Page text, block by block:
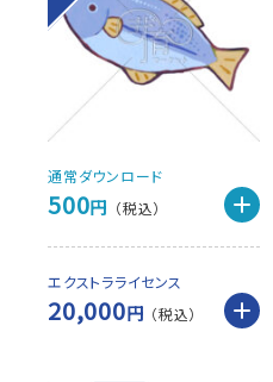
通常ダウンロード
500円
エクストラライセンス
20,000円